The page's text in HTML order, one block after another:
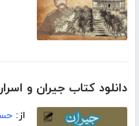
دانلود کتاب جیران و
از: